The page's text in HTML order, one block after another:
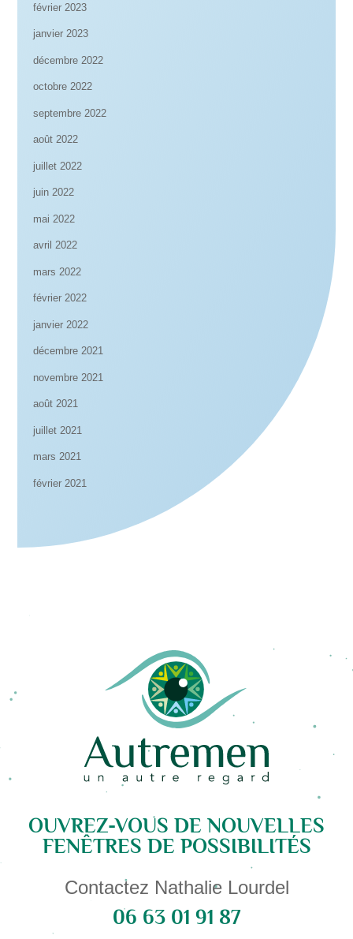
février 2023
janvier 2023
décembre 2022
octobre 2022
septembre 2022
août 2022
juillet 2022
juin 2022
mai 2022
avril 2022
mars 2022
février 2022
janvier 2022
décembre 2021
novembre 2021
août 2021
juillet 2021
mars 2021
février 2021
OUVREZ-VOUS DE NOUVELLES
FENÊTRES DE POSSIBILITÉS
Contactez Nathalie Lourdel
06 63 01 91 87